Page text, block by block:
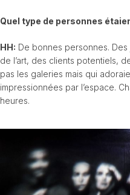
Quel type de personnes
HH: De bonnes personnes.
de l’art, des clients potentiels,
pas les galeries mais qui
impressionnées par l’espace.
heures.